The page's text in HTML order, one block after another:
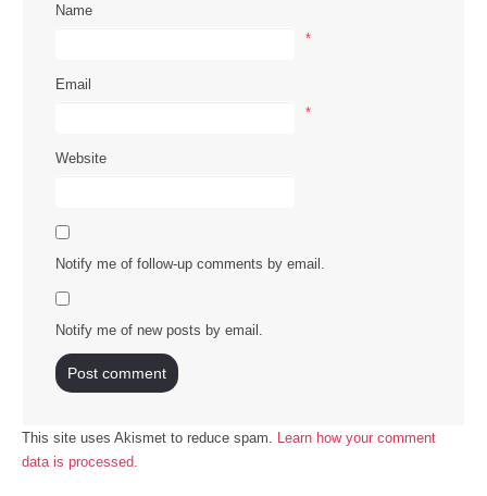
Name
*
Email
*
Website
Notify me of follow-up comments by email.
Notify me of new posts by email.
This site uses Akismet to reduce spam.
Learn how your comment
data is processed.